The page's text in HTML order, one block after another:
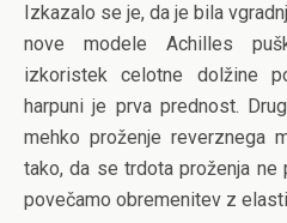
Izkazalo se je, da je bila
nove modele Achilles
izkoristek celotne dolžine
harpuni je prva prednost.
mehko proženje reverznega
tako, da se trdota proženja
povečamo obremenitev z